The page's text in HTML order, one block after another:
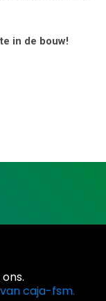
in de bouw!
caja-fsm.